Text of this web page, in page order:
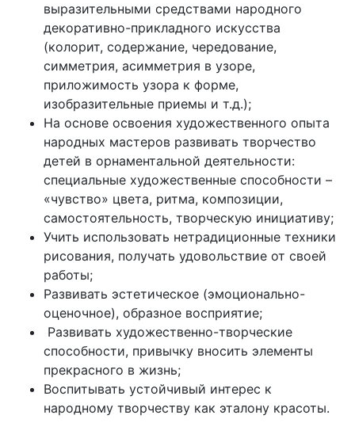
выразительными средствами народного
декоративно-прикладного искусства
(колорит, содержание, чередование,
симметрия, асимметрия в узоре,
приложимость узора к форме,
изобразительные приемы и т.д.);
На основе освоения художественного опыта
народных мастеров развивать творчество
детей в орнаментальной деятельности:
специальные художественные способности –
«чувство» цвета, ритма, композиции,
самостоятельность, творческую инициативу;
Учить использовать нетрадиционные техники
рисования, получать удовольствие от своей
работы;
Развивать эстетическое (эмоционально-
оценочное), образное восприятие;
Развивать художественно-творческие
способности, привычку вносить элементы
прекрасного в жизнь;
Воспитывать устойчивый интерес к
народному творчеству как эталону красоты.